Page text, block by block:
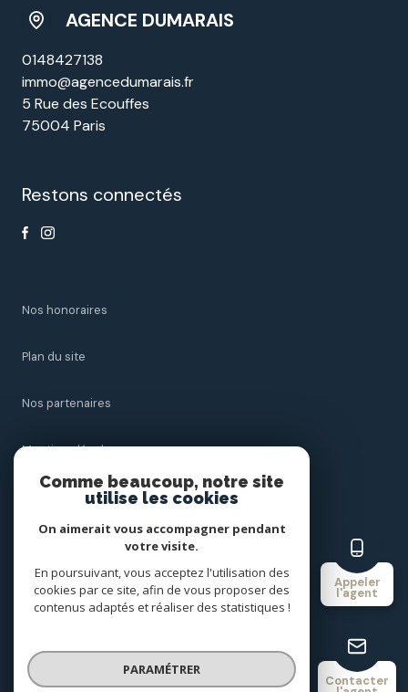
Appeler
l'agent
Contacter
AGENCE DUMARAIS
0148427138
immo@agencedumarais.fr
5 Rue des Ecouffes
75004 Paris
Restons connectés
nos honoraires
plan du site
nos partenaires
mentions légales
cookies
© 2026 | Tous droits réservés
Comme beaucoup, notre site
utilise les cookies
On aimerait vous accompagner pendant
votre visite.
En poursuivant, vous acceptez l'utilisation des
cookies par ce site, afin de vous proposer des
contenus adaptés et réaliser des statistiques !
PARAMÉTRER